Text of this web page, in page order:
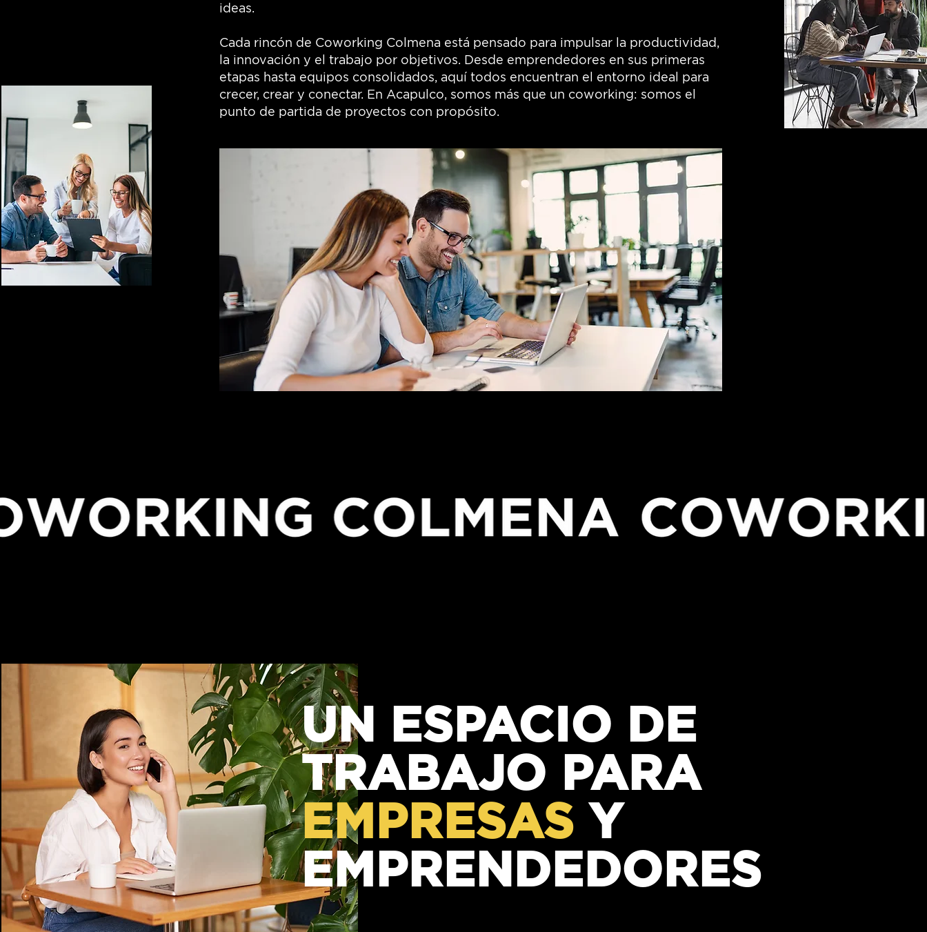
ideas.
Cada rincón de Coworking Colmena está pensado para impulsar la productividad,
la innovación y el trabajo por objetivos. Desde emprendedores en sus primeras
etapas hasta equipos consolidados, aquí todos encuentran el entorno ideal para
crecer, crear y conectar. En Acapulco, somos más que un coworking: somos el
punto de partida de proyectos con propósito.
UN ESPACIO DE
TRABAJO PARA
EMPRESAS Y
EMPRENDEDORES